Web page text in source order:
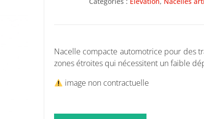
Nacelle compacte automotrice pour des
zones étroites qui nécessitent un faible
image non contractuelle